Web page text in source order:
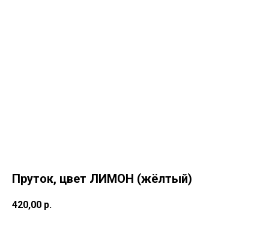
Пруток, цвет ЛИМОН (жёлтый)
420,00 р.